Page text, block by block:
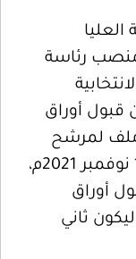
رئاسة
قبول أوراق
ملف لمرشح
رئاسي، فيما شهد اليوم الأحد 14 نوفمبر 2021م،
أوراق
ثاني